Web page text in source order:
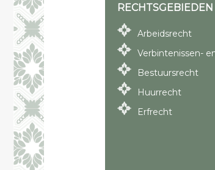
RECHTSGEBIEDEN
Arbeidsrecht
Verbintenissen-
Bestuursrecht
Huurrecht
Erfrecht